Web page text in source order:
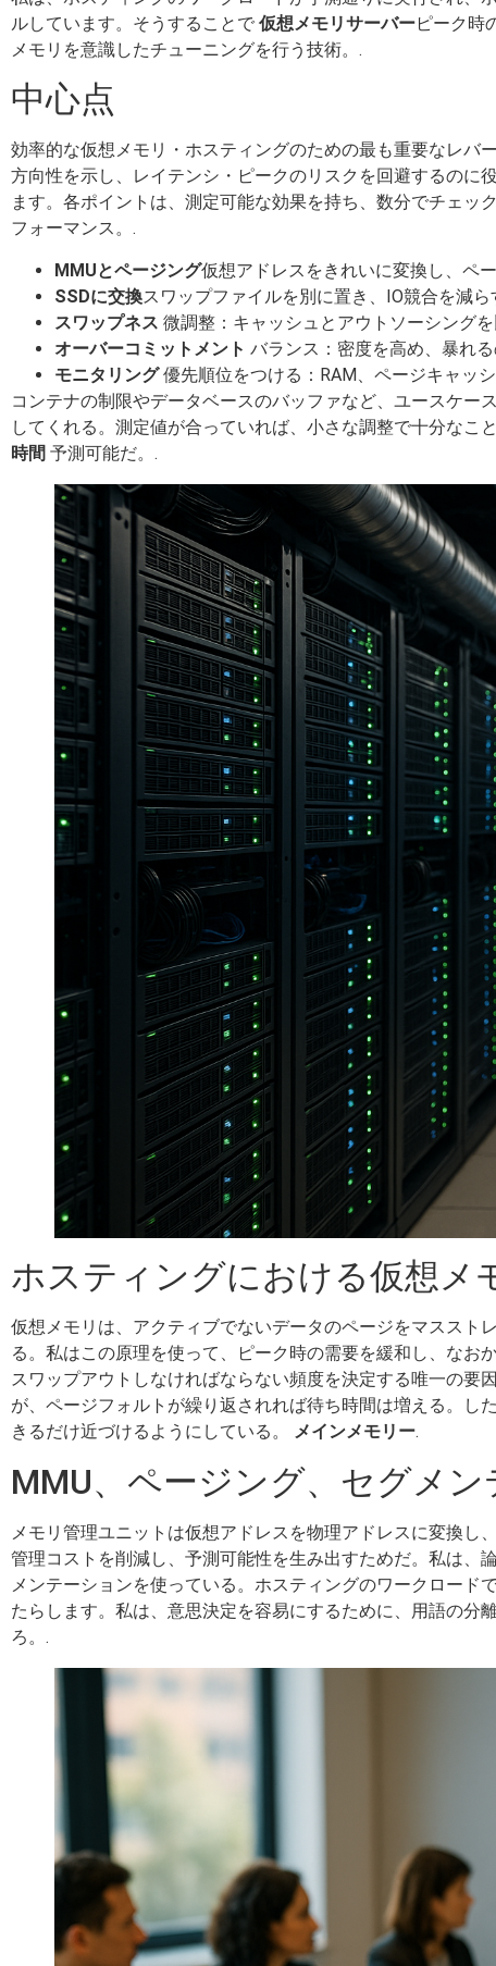
ルしています。そうすることで 仮想メモリサーバーピーク時
メモリを意識したチューニングを行う技術。.
中心点
効率的な仮想メモリ・ホスティングのための最も重要なレバ
方向性を示し、レイテンシ・ピークのリスクを回避するのに
ます。各ポイントは、測定可能な効果を持ち、数分でチェ
フォーマンス。.
MMUとページング仮想アドレスをきれいに変換し、ペ
SSDに交換スワップファイルを別に置き、IO競合を減ら
スワップネス 微調整：キャッシュとアウトソーシング
オーバーコミットメント バランス：密度を高め、暴れ
モニタリング優先順位をつける：RAM、ページキャッ
コンテナの制限やデータベースのバッファなど、ユースケ
してくれる。測定値が合っていれば、小さな調整で十分な
時間 予測可能だ。.
ホスティングにおける仮想メ
仮想メモリは、アクティブでないデータのページをマススト
る。私はこの原理を使って、ピーク時の需要を緩和し、なお
スワップアウトしなければならない頻度を決定する唯一の要
が、ページフォルトが繰り返されれば待ち時間は増える。
きるだけ近づけるようにしている。 メインメモリー.
MMU、ページング、セグメ
メモリ管理ユニットは仮想アドレスを物理アドレスに変換
管理コストを削減し、予測可能性を生み出すためだ。私は、
メンテーションを使っている。ホスティングのワークロー
たらします。私は、意思決定を容易にするために、用語の分
ろ。.